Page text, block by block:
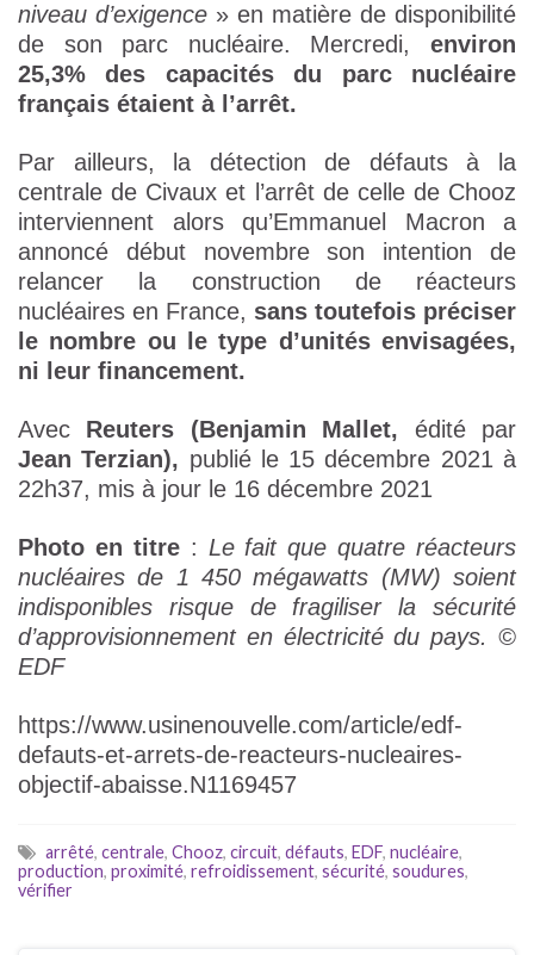
niveau d’exigence » en matière de disponibilité
de son parc nucléaire. Mercredi, environ
25,3% des capacités du parc nucléaire
français étaient à l’arrêt.
Par ailleurs, la détection de défauts à la
centrale de Civaux et l’arrêt de celle de Chooz
interviennent alors qu’Emmanuel Macron a
annoncé début novembre son intention de
relancer la construction de réacteurs
nucléaires en France, sans toutefois préciser
le nombre ou le type d’unités envisagées,
ni leur financement.
Avec Reuters (Benjamin Mallet, édité par
Jean Terzian), publié le 15 décembre 2021 à
22h37, mis à jour le 16 décembre 2021
Photo en titre: Le fait que quatre réacteurs
nucléaires de 1 450 mégawatts (MW) soient
indisponibles risque de fragiliser la sécurité
d’approvisionnement en électricité du pays. ©
EDF
https://www.usinenouvelle.com/article/edf-
defauts-et-arrets-de-reacteurs-nucleaires-
objectif-abaisse.N1169457
arrêté, centrale, Chooz, circuit, défauts, EDF, nucléaire,
production, proximité, refroidissement, sécurité, soudures,
vérifier